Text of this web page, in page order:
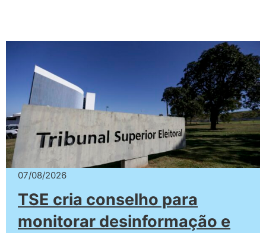
07/08/2026
TSE cria conselho para
monitorar desinformação e